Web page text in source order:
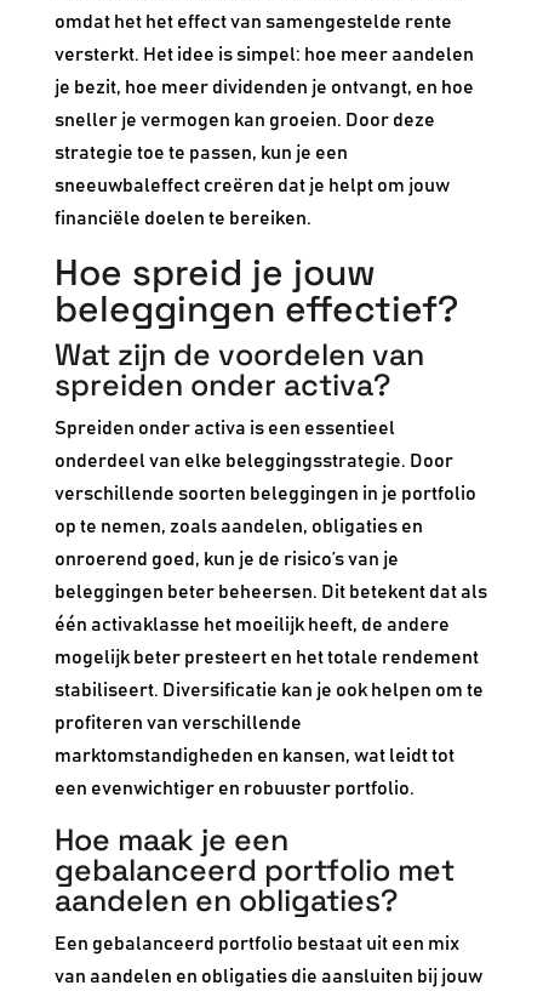
omdat het het effect van samengestelde rente
versterkt. Het idee is simpel: hoe meer aandelen
je bezit, hoe meer dividenden je ontvangt, en hoe
sneller je vermogen kan groeien. Door deze
strategie toe te passen, kun je een
sneeuwbaleffect creëren dat je helpt om jouw
financiële doelen te bereiken.
Hoe spreid je jouw
beleggingen effectief?
Wat zijn de voordelen van
spreiden onder activa?
Spreiden onder activa is een essentieel
onderdeel van elke beleggingsstrategie. Door
verschillende soorten beleggingen in je portfolio
op te nemen, zoals aandelen, obligaties en
onroerend goed, kun je de risico’s van je
beleggingen beter beheersen. Dit betekent dat als
één activaklasse het moeilijk heeft, de andere
mogelijk beter presteert en het totale rendement
stabiliseert. Diversificatie kan je ook helpen om te
profiteren van verschillende
marktomstandigheden en kansen, wat leidt tot
een evenwichtiger en robuuster portfolio.
Hoe maak je een
gebalanceerd portfolio met
aandelen en obligaties?
Een gebalanceerd portfolio bestaat uit een mix
van aandelen en obligaties die aansluiten bij jouw